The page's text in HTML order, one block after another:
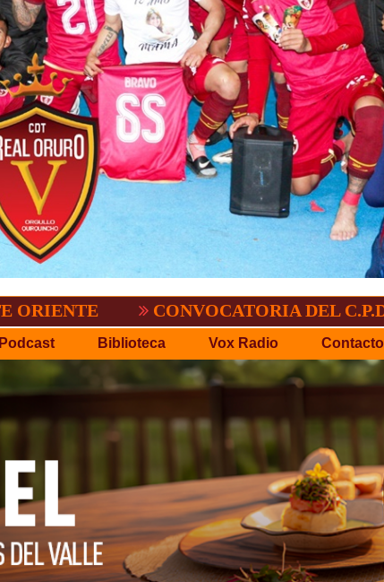
EL TIGRE NO PERDONO A NACIONAL:2-3
Podcast Biblioteca Vox Radio Contacto